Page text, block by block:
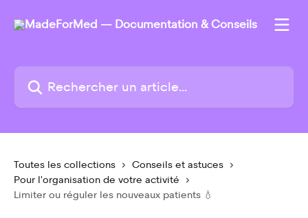
Rechercher un article...
Toutes les collections
Conseils et astuces
Pour l'organisation de votre activité
Limiter ou réguler les nouveaux patients 💧